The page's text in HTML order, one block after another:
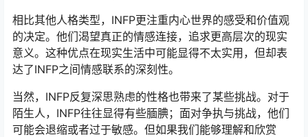
相比其他人格类型，INFP更注重内心世界的感受和价值观
的决定。他们渴望真正的情感连接，追求更高层次的现实
意义。这种优点在现实生活中可能显得不太实用，但却表
达了INFP之间情感联系的深刻性。
当然，INFP反复深思熟虑的性格也带来了某些挑战。对于
陌生人，INFP往往显得有些腼腆；面对争执与挑战，他们
可能会退缩或者过于敏感。但如果我们能够理解和欣赏